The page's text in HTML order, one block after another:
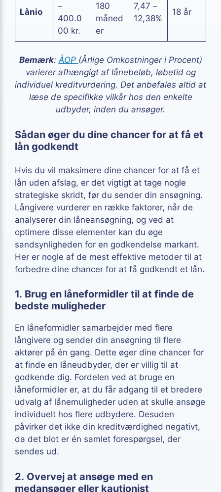
Lånio
–
400.0
00 kr.
180
måned
er
7,47 –
12,38%
18 år
Bemærk:ÅOP (Årlige Omkostninger i Procent)
varierer afhængigt af lånebeløb, løbetid og
individuel kreditvurdering. Det anbefales altid at
læse de specifikke vilkår hos den enkelte
udbyder, inden du ansøger.
Sådan øger du dine chancer for at få et
lån godkendt
Hvis du vil maksimere dine chancer for at få et
lån uden afslag, er det vigtigt at tage nogle
strategiske skridt, før du sender din ansøgning.
Långivere vurderer en række faktorer, når de
analyserer din låneansøgning, og ved at
optimere disse elementer kan du øge
sandsynligheden for en godkendelse markant.
Her er nogle af de mest effektive metoder til at
forbedre dine chancer for at få godkendt et lån.
1. Brug en låneformidler til at finde de
bedste muligheder
En låneformidler samarbejder med flere
långivere og sender din ansøgning til flere
aktører på én gang. Dette øger dine chancer for
at finde en låneudbyder, der er villig til at
godkende dig. Fordelen ved at bruge en
låneformidler er, at du får adgang til et bredere
udvalg af lånemuligheder uden at skulle ansøge
individuelt hos flere udbydere. Desuden
påvirker det ikke din kreditværdighed negativt,
da det blot er én samlet forespørgsel, der
sendes ud.
2. Overvej at ansøge med en
medansøger eller kautionist